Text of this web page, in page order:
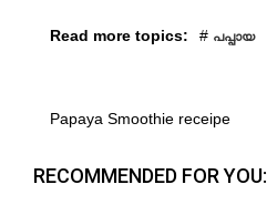
Read more topics: # പപ്പായ
Papaya Smoothie receipe
RECOMMENDED FOR YOU: